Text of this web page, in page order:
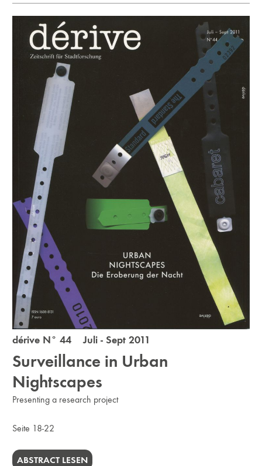
dérive N° 44 Juli - Sept 2011
Surveillance in Urban
Nightscapes
Presenting a research project
Seite 18-22
ABSTRACT LESEN